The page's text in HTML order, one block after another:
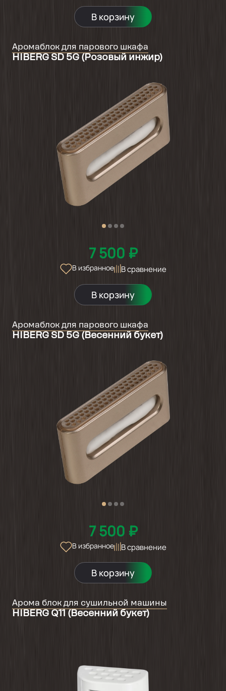
В корзину
Аромаблок для парового шкафа
HIBERG SD 5G (Розовый инжир)
7 500 ₽
В избранное В сравнение
В корзину
Аромаблок для парового шкафа
HIBERG SD 5G (Весенний букет)
7 500 ₽
В избранное В сравнение
В корзину
Арома блок для сушильной машины
HIBERG Q11 (Весенний букет)